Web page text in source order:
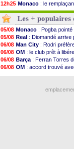
12h25 Monaco : le
12h06 Man Utd: Bayindir
11h53
Man City: Enzo
11h31 Naples: l'option
11h10
OM: Lucas Perri a été
10h52
PSG : le coach de
10h33
PSG: une 2e offre en
10h12
Francfort: Dina
10h09
Strasbourg: Saïdou
10h05
Monaco: Filipe Luis
: le soutien
Les + populaires
05/08 Monaco : Pogba pointé
05/08 Real : Diomandé arrive
06/08 Man City : Rodri
06/08 OM : le club prêt à
06/08 Barça : Ferran Torres
06/08 OM : accord trouvé